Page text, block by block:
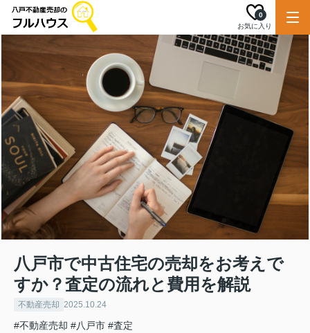
お気に入り
0
八戸市で中古住宅の売却をお考えで
すか？査定の流れと費用を解説
不動産売却 2025.10.24
#不動産売却 #八戸市 #査定